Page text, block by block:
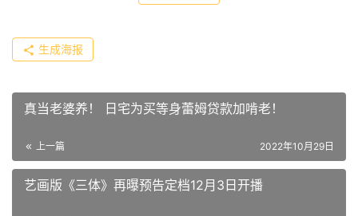
生成海报
真当老婆养！ 日宅为买等身蕾姆贷款加啃老！
上一篇 2022年10月29日
艺画版《三体》再曝预告定档12月3日开播